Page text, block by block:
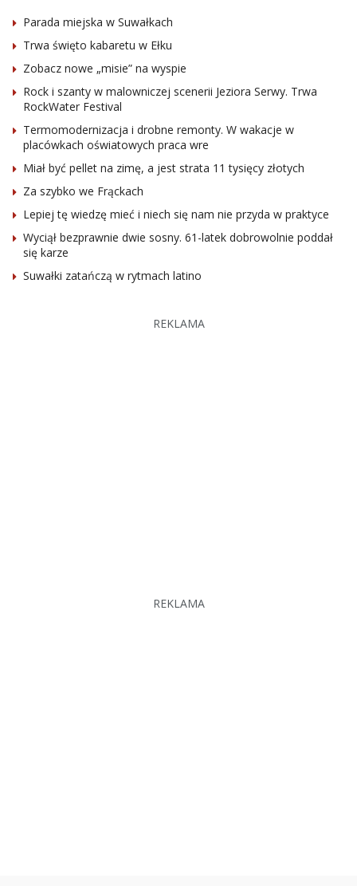
Parada miejska w Suwałkach
Trwa święto kabaretu w Ełku
Zobacz nowe „misie” na wyspie
Rock i szanty w malowniczej scenerii Jeziora Serwy. Trwa
RockWater Festival
Termomodernizacja i drobne remonty. W wakacje w
placówkach oświatowych praca wre
Miał być pellet na zimę, a jest strata 11 tysięcy złotych
Za szybko we Frąckach
Lepiej tę wiedzę mieć i niech się nam nie przyda w praktyce
Wyciął bezprawnie dwie sosny. 61-latek dobrowolnie poddał
się karze
Suwałki zatańczą w rytmach latino
REKLAMA
REKLAMA